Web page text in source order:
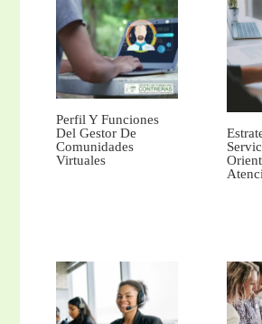
Perfil Y Funciones
Del Gestor De
Comunidades
Virtuales